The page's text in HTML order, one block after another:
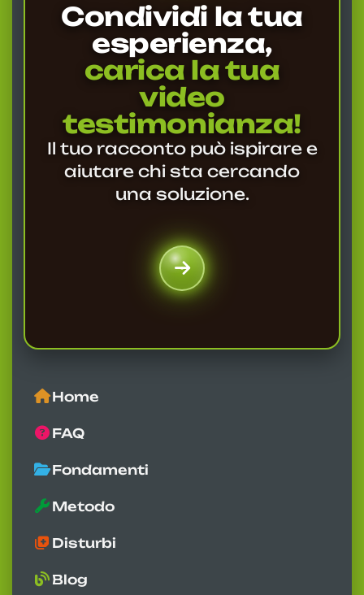
Condividi la tua
esperienza,
carica la tua
video
testimonianza!
Il tuo racconto può ispirare e
aiutare chi sta cercando
una soluzione.
Home
FAQ
Fondamenti
Metodo
Disturbi
Blog